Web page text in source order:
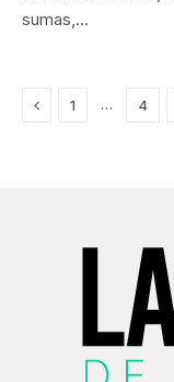
sumas,…
Anterior
1 … 4